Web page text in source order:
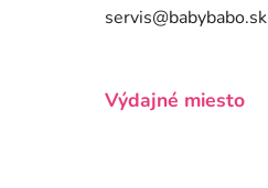
servis@babybabo.sk
Výdajné miesto